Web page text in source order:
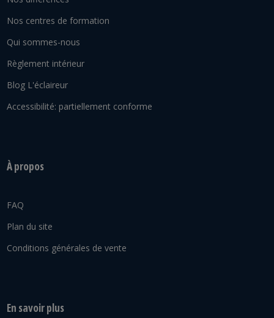
Nos centres de formation
Qui sommes-nous
Règlement intérieur
Blog L'éclaireur
Accessibilité: partiellement conforme
À propos
FAQ
Plan du site
Conditions générales de vente
En savoir plus